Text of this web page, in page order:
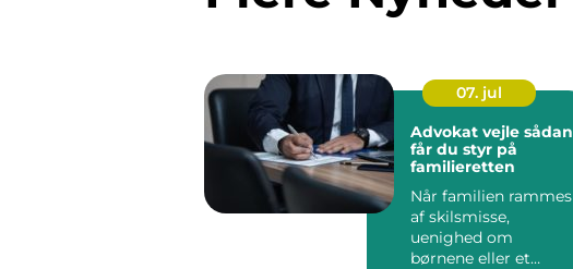
07. jul
Advokat vejle sådan
får du styr på
familieretten
Når familien rammes
af skilsmisse,
uenighed om
børnene eller et